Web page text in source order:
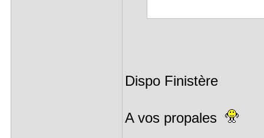
Dispo Finistère
A vos propales